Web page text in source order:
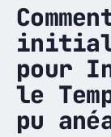
initial
pour
le
pu